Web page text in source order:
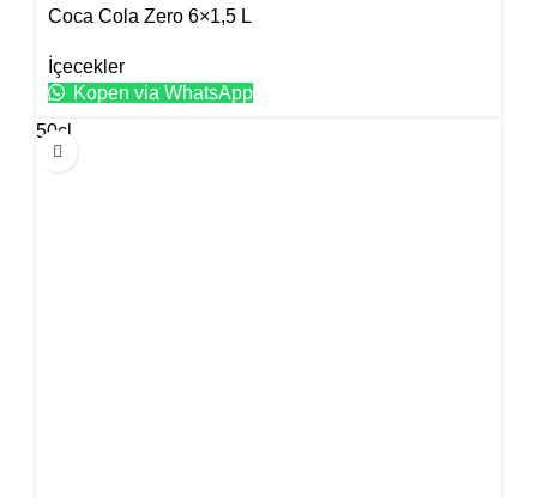
Coca Cola Zero 6×1,5 L
İçecekler
Kopen via WhatsApp
50cl